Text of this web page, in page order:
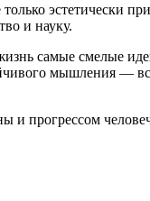
эстетически
и науку.
самые смелые
мышления —
и прогрессом